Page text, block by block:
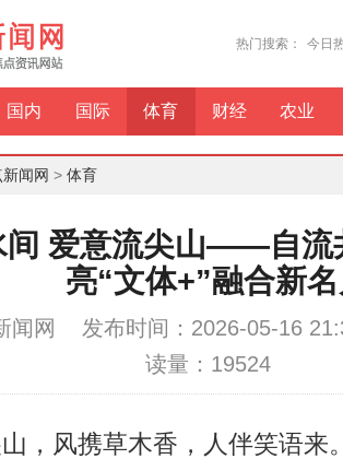
热门搜索： 今日
国内 国际 体育 财经 农业
闻网 > 体育
间 爱意流尖山——自流
亮“文体+”融合新
闻网 发布时间：2026-05-16
读量：19524
，风携草木香，人伴笑语来